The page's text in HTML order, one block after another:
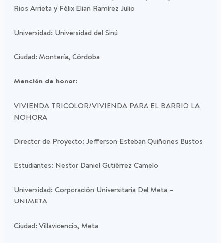
Rios Arrieta y Félix Elian Ramírez Julio
Universidad: Universidad del Sinú
Ciudad: Montería, Córdoba
Mención de honor:
VIVIENDA TRICOLOR/VIVIENDA PARA EL BARRIO LA
NOHORA
Director de Proyecto: Jefferson Esteban Quiñones Bustos
Estudiantes: Nestor Daniel Gutiérrez Camelo
Universidad: Corporación Universitaria Del Meta –
UNIMETA
Ciudad: Villavicencio, Meta